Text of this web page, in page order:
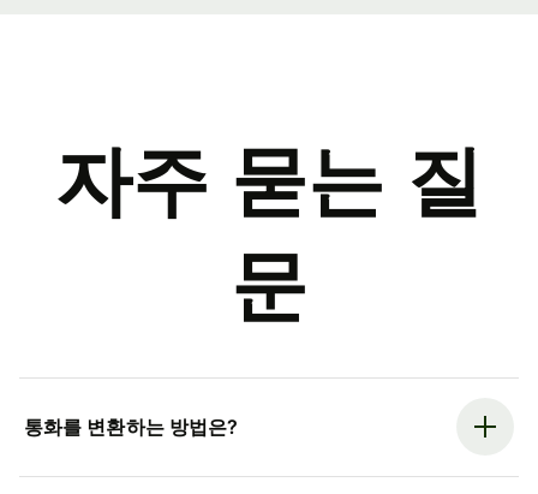
자주 묻는 질
문
통화를 변환하는 방법은?